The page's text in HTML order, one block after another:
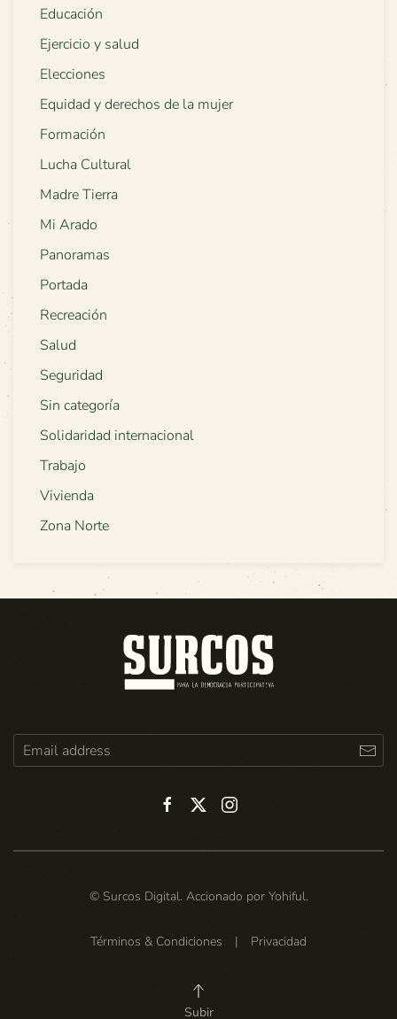
Educación
Ejercicio y salud
Elecciones
Equidad y derechos de la mujer
Formación
Lucha Cultural
Madre Tierra
Mi Arado
Panoramas
Portada
Recreación
Salud
Seguridad
Sin categoría
Solidaridad internacional
Trabajo
Vivienda
Zona Norte
© Surcos Digital. Accionado por Yohiful.
Términos & Condiciones | Privacidad
Subir